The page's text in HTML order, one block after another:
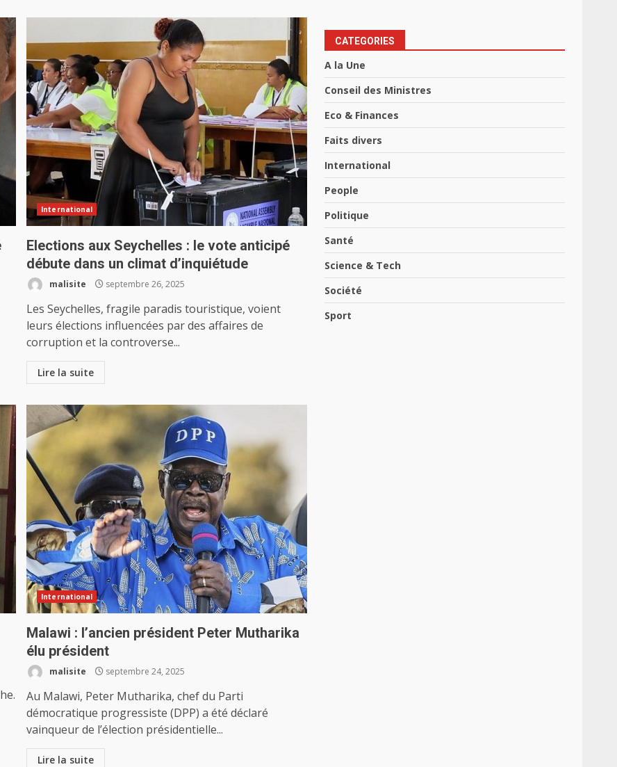
International
Elections aux Seychelles : le vote anticipé
débute dans un climat d’inquiétude
malisite septembre 26, 2025
Les Seychelles, fragile paradis touristique, voient
leurs élections influencées par des affaires de
corruption et la controverse...
Lire la suite
International
Malawi : l’ancien président Peter Mutharika
élu président
malisite septembre 24, 2025
Au Malawi, Peter Mutharika, chef du Parti
démocratique progressiste (DPP) a été déclaré
vainqueur de l’élection présidentielle...
Lire la suite
CATEGORIES
A la Une
Conseil des Ministres
Eco & Finances
Faits divers
International
People
Politique
Santé
Science & Tech
Société
Sport